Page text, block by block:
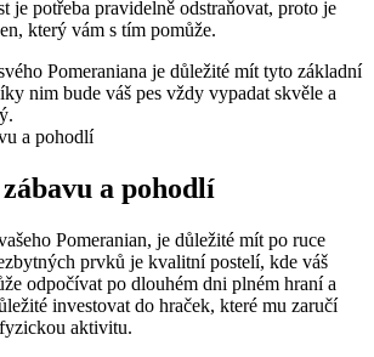
je​ potřeba pravidelně odstraňovat,​ proto je
který vám s tím pomůže.
Pomeraniana je důležité mít tyto základní
nim bude váš⁣ pes vždy vypadat‍ skvěle ‍a
a pohodlí
Pomeranian, je důležité mít ‍po ruce
prvků⁢ je kvalitní⁢ postelí, kde⁤ váš
odpočívat po dlouhém dni plném hraní a
investovat⁢ do ⁤hraček, ⁢které mu zaručí
aktivitu.